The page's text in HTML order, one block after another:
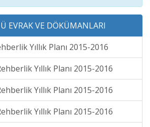
EVRAK VE DÖKÜMANLARI
Yıllık Planı 2015-2016
Yıllık Planı 2015-2016
Yıllık Planı 2015-2016
Yıllık Planı 2015-2016